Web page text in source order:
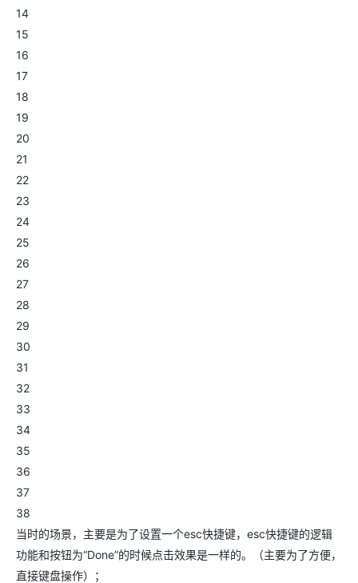
14
15
16
17
18
19
20
21
22
23
24
25
26
27
28
29
30
31
32
33
34
35
36
37
38
当时的场景，主要是为了设置一个esc快捷键，esc快捷键的逻辑
功能和按钮为“Done”的时候点击效果是一样的。（主要为了方便，
直接键盘操作）；